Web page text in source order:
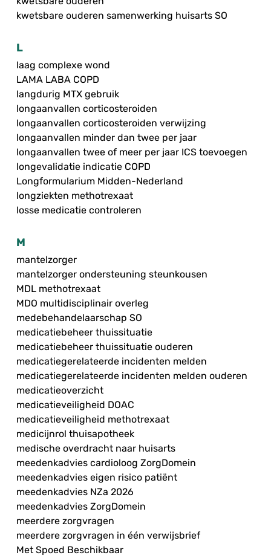
kwetsbare ouderen samenwerking huisarts SO
L
laag complexe wond
LAMA LABA COPD
langdurig MTX gebruik
longaanvallen corticosteroiden
longaanvallen corticosteroiden verwijzing
longaanvallen minder dan twee per jaar
longaanvallen twee of meer per jaar ICS toevoegen
longevalidatie indicatie COPD
Longformularium Midden-Nederland
longziekten methotrexaat
losse medicatie controleren
M
mantelzorger
mantelzorger ondersteuning steunkousen
MDL methotrexaat
MDO multidisciplinair overleg
medebehandelaarschap SO
medicatiebeheer thuissituatie
medicatiebeheer thuissituatie ouderen
medicatiegerelateerde incidenten melden
medicatiegerelateerde incidenten melden ouderen
medicatieoverzicht
medicatieveiligheid DOAC
medicatieveiligheid methotrexaat
medicijnrol thuisapotheek
medische overdracht naar huisarts
meedenkadvies cardioloog ZorgDomein
meedenkadvies eigen risico patiënt
meedenkadvies NZa 2026
meedenkadvies ZorgDomein
meerdere zorgvragen
meerdere zorgvragen in één verwijsbrief
Met Spoed Beschikbaar